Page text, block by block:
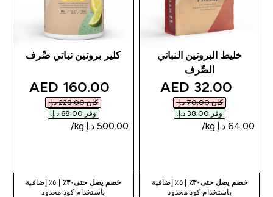
خليط البروتين النباتي
الصِّرف
discounted price
32.00 AED‎
كان ‏70.00 د.إ.‏‎
وفر ‏38.00 د.إ.‏‎
خصم يصل حتى٣٠٪
| ٥٪ إضافية
باستخدام كود محدود
كلير بروتين نباتي صِّرف
price
160.00 AED‎
كان ‏228.00 د.إ.‏‎
وفر ‏68.00 د.إ.‏‎
خصم يصل حتى٣٠٪
| ٥٪ إضافية
باستخدام كود محدود